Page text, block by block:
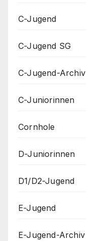
C-Jugend
C-Jugend SG
C-Jugend-Archiv
C-Juniorinnen
Cornhole
D-Juniorinnen
D1/D2-Jugend
E-Jugend
E-Jugend-Archiv